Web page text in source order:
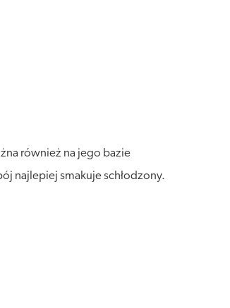
również na jego bazie
najlepiej smakuje schłodzony.